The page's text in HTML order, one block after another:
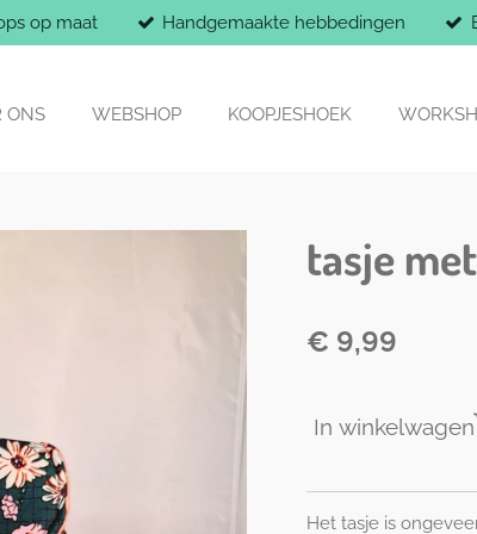
op maat Handgemaakte hebbedingen
ONS WEBSHOP KOOPJESHOEK
tasje
€ 9,99
In winkelwagen
Het tasje is